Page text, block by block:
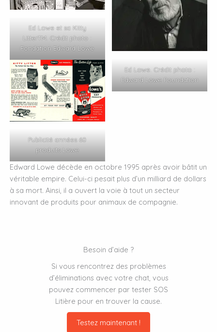
Ed Lowe et sa Kitty
LitterTM. Crédit photo :
Fondation Edward Lowe
Publicité années 60
produits Lowe
Ed Lowe. Crédit photo :
Edward Lowe Foundation
Edward Lowe décède en octobre 1995 après avoir bâtit un
véritable empire. Celui-ci pesait plus d’un milliard de dollars
à sa mort. Ainsi, il a ouvert la voie à tout un secteur
innovant de produits pour animaux de compagnie.
Besoin d’aide ?
Si vous rencontrez des problèmes
d’éliminations avec votre chat, vous
pouvez commencer par tester SOS
Litière pour en trouver la cause.
Testez maintenant !